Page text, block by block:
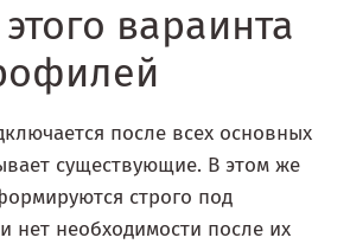
вараинта
после всех основных
существующие. В этом же
строго под
нет необходимости после их